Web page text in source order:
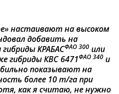
настаивают на высоком
добавить на
КРАБАСФАО 300 или
гибридыКВС 6471ФАО 340 и
показывают на
более 10 т/га при
как я считаю, не нужно